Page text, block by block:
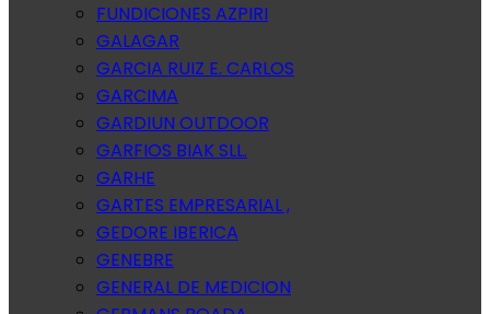
FUNDICIONES AZPIRI
GALAGAR
GARCIA RUIZ E. CARLOS
GARCIMA
GARDIUN OUTDOOR
GARFIOS BIAK SLL.
GARHE
GARTES EMPRESARIAL ,
GEDORE IBERICA
GENEBRE
GENERAL DE MEDICION